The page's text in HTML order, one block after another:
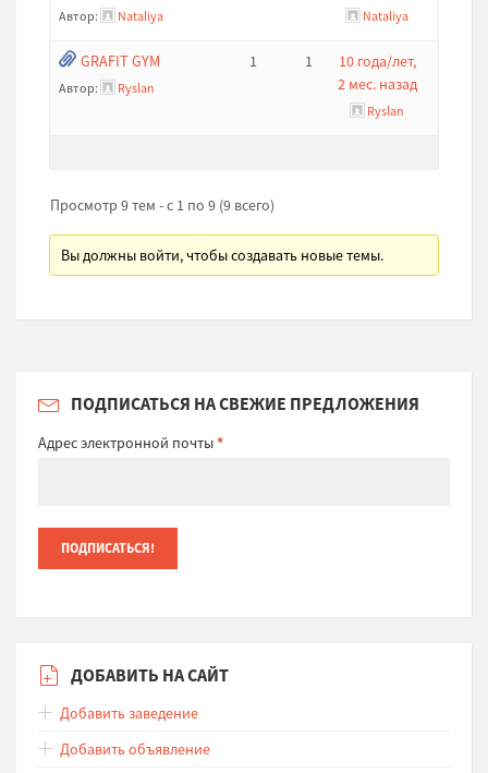
Автор: Nataliya Nataliya
GRAFIT GYM
Автор: Ryslan
1 1
10 года/лет,
2 мес. назад
Ryslan
Просмотр 9 тем - с 1 по 9 (9 всего)
Вы должны войти, чтобы создавать новые темы.
ПОДПИСАТЬСЯ НА СВЕЖИЕ ПРЕДЛОЖЕНИЯ
Адрес электронной почты*
ДОБАВИТЬ НА САЙТ
Добавить заведение
Добавить объявление